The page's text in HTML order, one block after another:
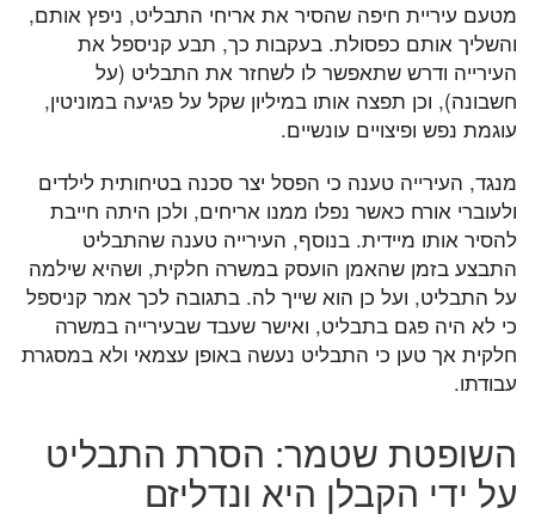
מטעם עיריית חיפה שהסיר את אריחי התבליט, ניפץ אותם,
והשליך אותם כפסולת. בעקבות כך, תבע קניספל את
העירייה ודרש שתאפשר לו לשחזר את התבליט (על
חשבונה), וכן תפצה אותו במיליון שקל על פגיעה במוניטין,
עוגמת נפש ופיצויים עונשיים.
מנגד, העירייה טענה כי הפסל יצר סכנה בטיחותית לילדים
ולעוברי אורח כאשר נפלו ממנו אריחים, ולכן היתה חייבת
להסיר אותו מיידית. בנוסף, העירייה טענה שהתבליט
התבצע בזמן שהאמן הועסק במשרה חלקית, ושהיא שילמה
על התבליט, ועל כן הוא שייך לה. בתגובה לכך אמר קניספל
כי לא היה פגם בתבליט, ואישר שעבד שבעירייה במשרה
חלקית אך טען כי התבליט נעשה באופן עצמאי ולא במסגרת
עבודתו.
השופטת שטמר: הסרת התבליט
על ידי הקבלן היא ונדליזם